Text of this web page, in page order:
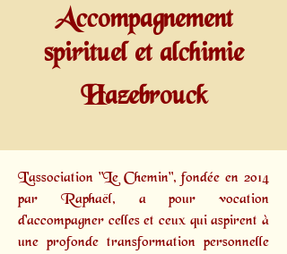
Accompagnement
spirituel et alchimie
Hazebrouck
L'association "Le Chemin", fondée en 2014
par Raphaël, a pour vocation
d'accompagner celles et ceux qui aspirent à
une profonde transformation personnelle